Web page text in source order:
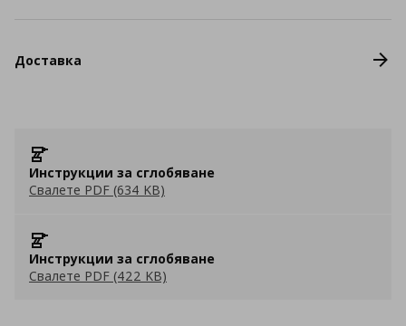
Доставка
Инструкции за сглобяване
Свалете PDF (634 KB)
Инструкции за сглобяване
Свалете PDF (422 KB)